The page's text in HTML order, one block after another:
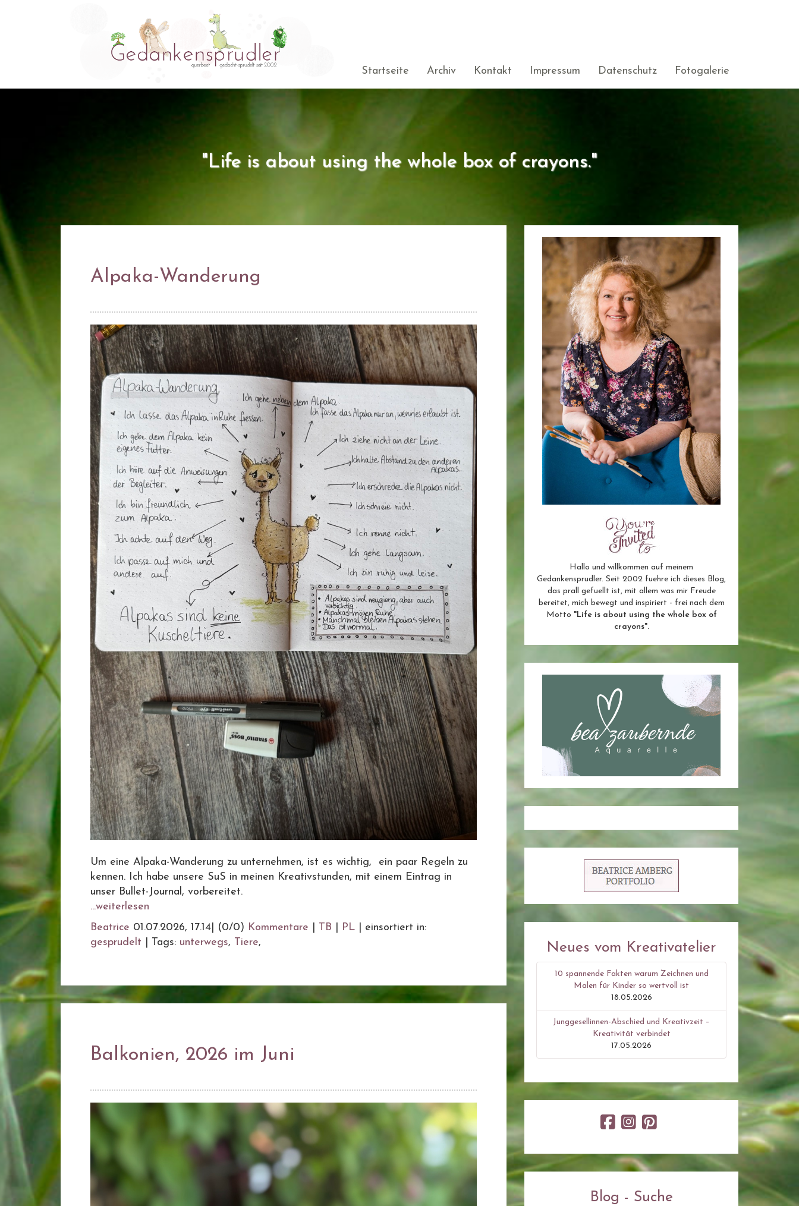
Startseite Archiv Kontakt Impressum Datenschutz Fotogalerie
"Life is about using the whole box of crayons."
Alpaka-Wanderung
Um eine Alpaka-Wanderung zu unternehmen, ist es wichtig, ein paar Regeln zu
kennen. Ich habe unsere SuS in meinen Kreativstunden, mit einem Eintrag in
unser Bullet-Journal, vorbereitet.
...weiterlesen
Beatrice 01.07.2026, 17.14 (0/0) Kommentare TB PL
einsortiert in:
gesprudelt
Tags: unterwegs, Tiere,
Balkonien, 2026 im Juni
Hallo und willkommen auf meinem
Gedankensprudler. Seit 2002 fuehre ich dieses Blog,
das prall gefuellt ist, mit allem was mir Freude
bereitet, mich bewegt und inspiriert - frei nach dem
Motto "Life is about using the whole box of
crayons".
Neues vom Kreativatelier
10 spannende Fakten warum Zeichnen und
Malen für Kinder so wertvoll ist
18.05.2026
Junggesellinnen-Abschied und Kreativzeit –
Kreativität verbindet
17.05.2026
Blog - Suche